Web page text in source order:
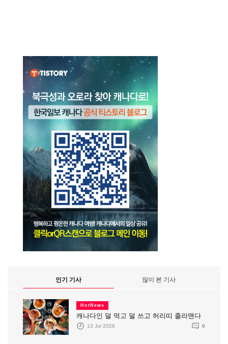
인기 기사 많이 본 기사
HotNews
캐나다인 덜 먹고 덜 쓰고 허리띠 졸라맨다
13 Jul 2026 0